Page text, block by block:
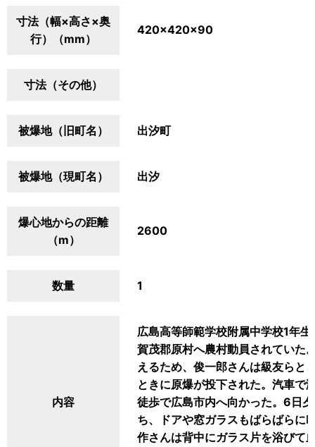
寸法（幅×高さ×奥
行）（mm）
420×420×90
寸法（その他）
被爆地（旧町名） 出汐町
被爆地（現町名） 出汐
爆心地からの距離
（m）
2600
数量 1
内容
広島高等師範学校附属中学校1年
賀茂郡原村へ農村動員されていた
えるため、俊一郎さんは級友らと
ときに原爆が投下された。汽車で
徒歩で広島市内へ向かった。6日
ち、ドアや窓ガラスもばらばらに
作さんは背中にガラス片を浴びて